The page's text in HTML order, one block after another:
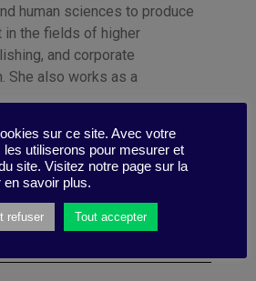
human sciences to produce
in the fields of higher
and corporate
She also works as a
Catégories
sur ce site. Avec votre
utiliserons pour mesurer et
site. Visitez notre page sur la
en savoir plus.
refuser Tout accepter